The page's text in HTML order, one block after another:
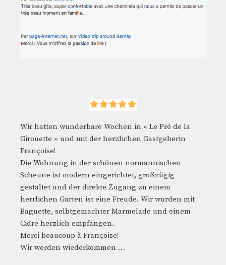
Wir hatten wunderbare Wochen in « Le Pré de la
Girouette » und mit der herzlichen Gastgeberin
Françoise!
Die Wohnung in der schönen normannischen
Scheune ist modern eingerichtet, großzügig
gestaltet und der direkte Zugang zu einem
herrlichen Garten ist eine Freude. Wir wurden mit
Baguette, selbtgemachter Marmelade und einem
Cidre herzlich empfangen.
Merci beaucoup à Françoise!
Wir werden wiederkommen …